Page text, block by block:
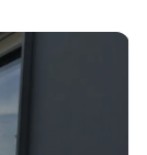
carrelage,
de carrelages,
est d’offrir à